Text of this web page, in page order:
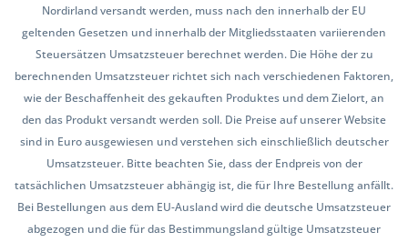
Nordirland versandt werden, muss nach den innerhalb der EU
geltenden Gesetzen und innerhalb der Mitgliedsstaaten variierenden
Steuersätzen Umsatzsteuer berechnet werden. Die Höhe der zu
berechnenden Umsatzsteuer richtet sich nach verschiedenen Faktoren,
wie der Beschaffenheit des gekauften Produktes und dem Zielort, an
den das Produkt versandt werden soll. Die Preise auf unserer Website
sind in Euro ausgewiesen und verstehen sich einschließlich deutscher
Umsatzsteuer. Bitte beachten Sie, dass der Endpreis von der
tatsächlichen Umsatzsteuer abhängig ist, die für Ihre Bestellung anfällt.
Bei Bestellungen aus dem EU-Ausland wird die deutsche Umsatzsteuer
abgezogen und die für das Bestimmungsland gültige Umsatzsteuer